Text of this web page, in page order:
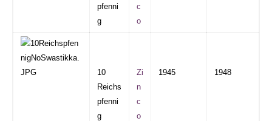
pfenni
g
c
o
10
Reichs
pfenni
g
Zi
n
c
o
1945 1948